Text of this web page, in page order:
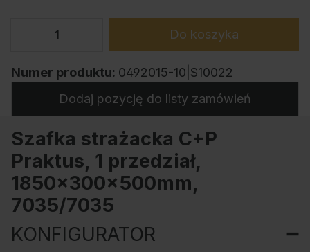
Do koszyka
Numer produktu: 0492015-10|S10022
Dodaj pozycję do listy zamówień
Szafka strażacka C+P
Praktus, 1 przedział,
1850x300x500mm,
7035/7035
KONFIGURATOR